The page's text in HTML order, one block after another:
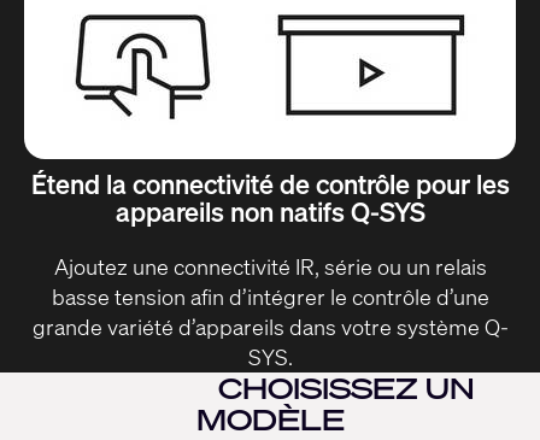
Étend la connectivité de contrôle pour les
appareils non natifs Q-SYS
Ajoutez une connectivité IR, série ou un relais
basse tension afin d’intégrer le contrôle d’une
grande variété d’appareils dans votre système Q-
SYS.
CHOISISSEZ UN
MODÈLE